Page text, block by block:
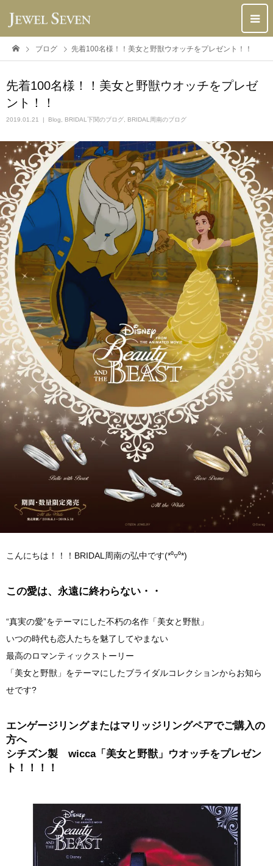
ブログ 先着100名様！！美女と野獣ウオッチをプレゼント！！
先着100名様！！美女と野獣ウオッチをプレゼ
ント！！
2019.01.21 Blog BRIDAL下関のブログ BRIDAL周南のブログ
こんにちは！！！BRIDAL周南の弘中です(*⁰▿⁰*)
この愛は、永遠に終わらない・・
“真実の愛”をテーマにした不朽の名作「美女と野獣」
いつの時代も恋人たちを魅了してやまない
最高のロマンティックストーリー
「美女と野獣」をテーマにしたブライダルコレクションからお知ら
せです?
エンゲージリングまたはマリッジリングペアでご購入の
方へ
シチズン製 wicca「美女と野獣」ウオッチをプレゼン
ト！！！！